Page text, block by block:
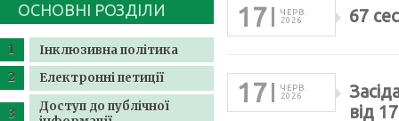
ОСНОВНІ РОЗДІЛИ
Інклюзивна політика
Електронні петиції
Доступ до публічної
17
ЧЕРВ.
2026
67
17
ЧЕРВ.
2026
від